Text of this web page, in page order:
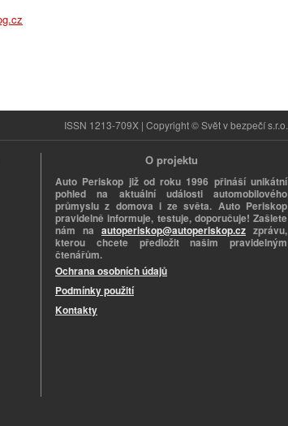
ISSN 1213-709X | Copyright © Svět v bezpečí s.r.o.
O projektu
Auto Periskop již od roku 1996 přináší unikátní
pohled na aktuální události automobilového
průmyslu z domova i ze světa. Auto Periskop
pravidelně informuje, testuje, doporučuje! Zašlete
nám na autoperiskop@autoperiskop.cz zprávu,
kterou chcete předložit našim pravidelným
čtenářům.
Ochrana osobních údajů
Podmínky použití
Kontakty